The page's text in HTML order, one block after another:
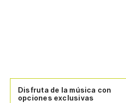
Disfruta de la música con
opciones exclusivas